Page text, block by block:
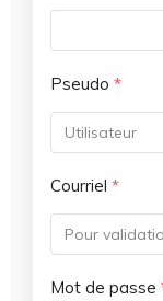
Pseudo *
Courriel *
Mot de passe